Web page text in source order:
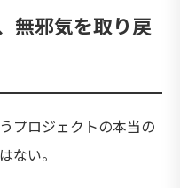
無邪気を取り戻
プロジェクトの本当の
ない。